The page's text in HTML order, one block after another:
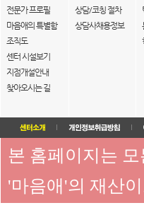
전문가 프로필
마음애의 특별함
조직도
센터 시설보기
지점개설안내
찾아오시는 길
상담/코칭 절차
상담사채용정보
본 홈페이지는
'마음애'의 재산